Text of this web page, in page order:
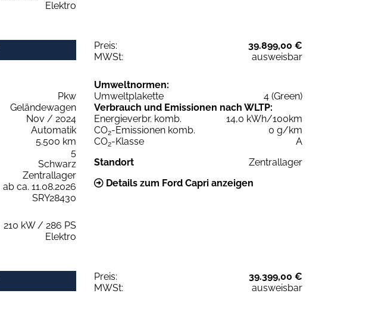
Elektro
Preis:
39.899,00 €
MWSt:
ausweisbar
Pkw
Geländewagen
Nov / 2024
Automatik
5.500 km
5
Schwarz
Zentrallager
ab ca. 11.08.2026
SRY28430
210 kW / 286 PS
Elektro
Umweltnormen:
Umweltplakette
4 (Green)
Verbrauch und Emissionen nach WLTP:
Energieverbr. komb.
14,0 kWh/100km
CO2-Emissionen komb.
0 g/km
CO2-Klasse
A
Standort
Zentrallager
Details zum Ford Capri anzeigen
Preis:
39.399,00 €
MWSt:
ausweisbar